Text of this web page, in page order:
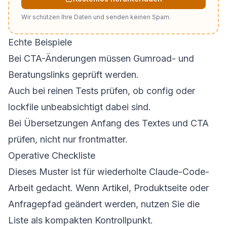
Wir schützen Ihre Daten und senden keinen Spam.
Echte Beispiele
Bei CTA-Änderungen müssen Gumroad- und
Beratungslinks geprüft werden.
Auch bei reinen Tests prüfen, ob config oder
lockfile unbeabsichtigt dabei sind.
Bei Übersetzungen Anfang des Textes und CTA
prüfen, nicht nur frontmatter.
Operative Checkliste
Dieses Muster ist für wiederholte Claude-Code-
Arbeit gedacht. Wenn Artikel, Produktseite oder
Anfragepfad geändert werden, nutzen Sie die
Liste als kompakten Kontrollpunkt.